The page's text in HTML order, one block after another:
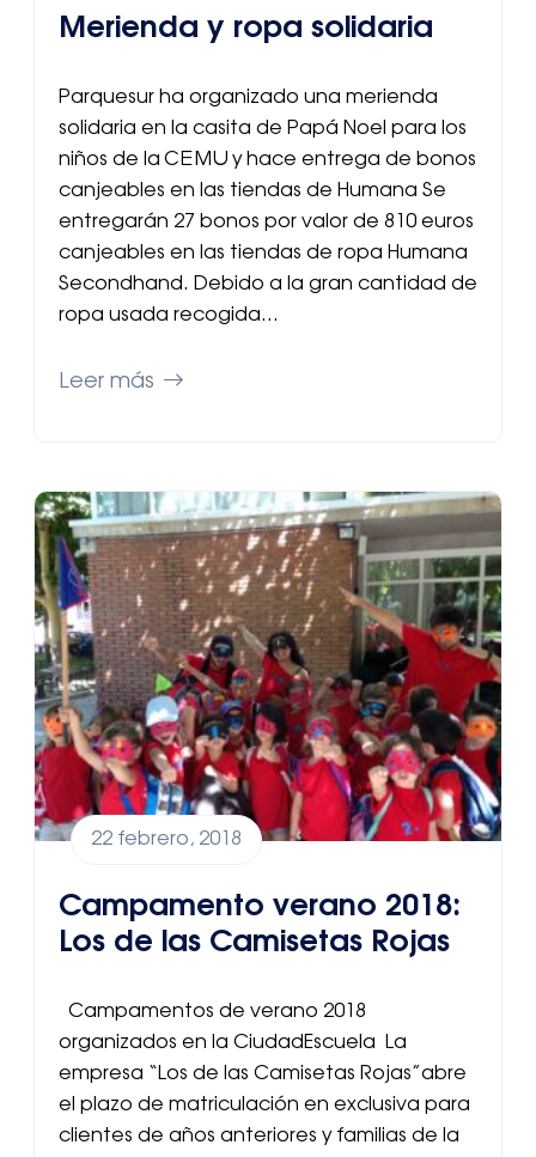
Merienda y ropa solidaria
Parquesur ha organizado una merienda
solidaria en la casita de Papá Noel para los
niños de la CEMU y hace entrega de bonos
canjeables en las tiendas de Humana Se
entregarán 27 bonos por valor de 810 euros
canjeables en las tiendas de ropa Humana
Secondhand. Debido a la gran cantidad de
ropa usada recogida…
Leer más
22 febrero, 2018
Campamento verano 2018:
Los de las Camisetas Rojas
Campamentos de verano 2018
organizados en la CiudadEscuela La
empresa “Los de las Camisetas Rojas”abre
el plazo de matriculación en exclusiva para
clientes de años anteriores y familias de la